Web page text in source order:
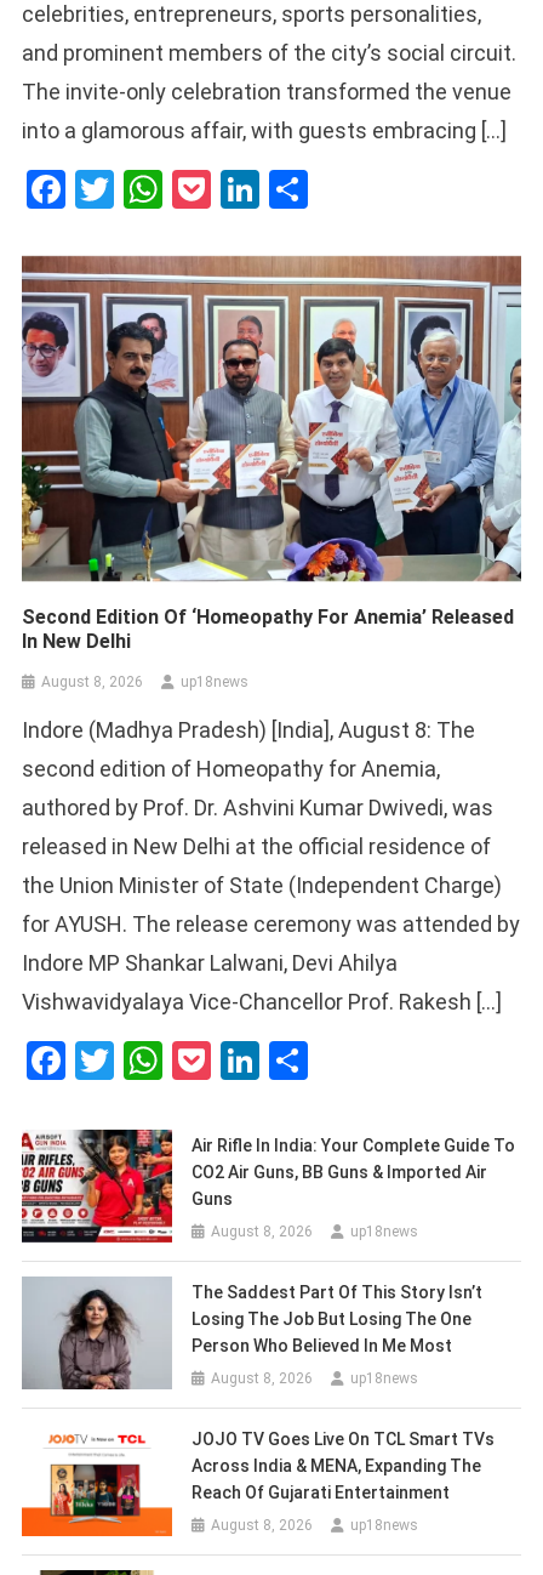
celebrities, entrepreneurs, sports personalities,
and prominent members of the city’s social circuit.
The invite-only celebration transformed the venue
into a glamorous affair, with guests embracing […]
Facebook
Twitter
WhatsApp
PocketLinkedIn
Second Edition Of ‘Homeopathy For Anemia’ Released
In New Delhi
August 8, 2026 up18news
Indore (Madhya Pradesh) [India], August 8: The
second edition of Homeopathy for Anemia,
authored by Prof. Dr. Ashvini Kumar Dwivedi, was
released in New Delhi at the official residence of
the Union Minister of State (Independent Charge)
for AYUSH. The release ceremony was attended by
Indore MP Shankar Lalwani, Devi Ahilya
Vishwavidyalaya Vice-Chancellor Prof. Rakesh […]
Facebook
Twitter
WhatsApp
PocketLinkedIn
Air Rifle In India: Your Complete Guide To
CO2 Air Guns, BB Guns & Imported Air
Guns
August 8, 2026 up18news
The Saddest Part Of This Story Isn’t
Losing The Job But Losing The One
Person Who Believed In Me Most
August 8, 2026 up18news
JOJO TV Goes Live On TCL Smart TVs
Across India & MENA, Expanding The
Reach Of Gujarati Entertainment
August 8, 2026 up18news